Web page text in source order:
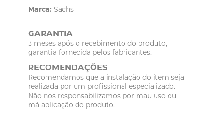
Marca: Sachs
GARANTIA
3 meses após o recebimento do produto,
garantia fornecida pelos fabricantes.
RECOMENDAÇÕES
Recomendamos que a instalação do item seja
realizada por um profissional especializado.
Não nos responsabilizamos por mau uso ou
má aplicação do produto.